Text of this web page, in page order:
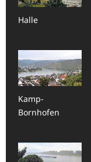
Halle
Kamp-
Bornhofen